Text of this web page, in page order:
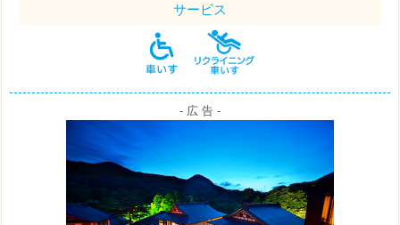
サービス
- 広 告 -